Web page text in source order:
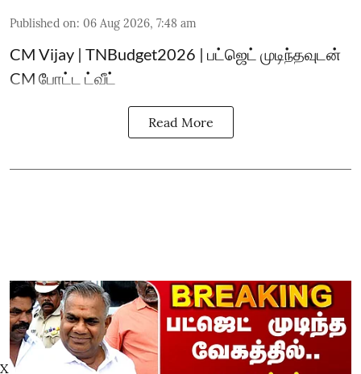
Published on: 06 Aug 2026, 7:48 am
CM Vijay | TNBudget2026 | பட்ஜெட் முடிந்தவுடன்
CM போட்ட ட்வீட்
Read More
X